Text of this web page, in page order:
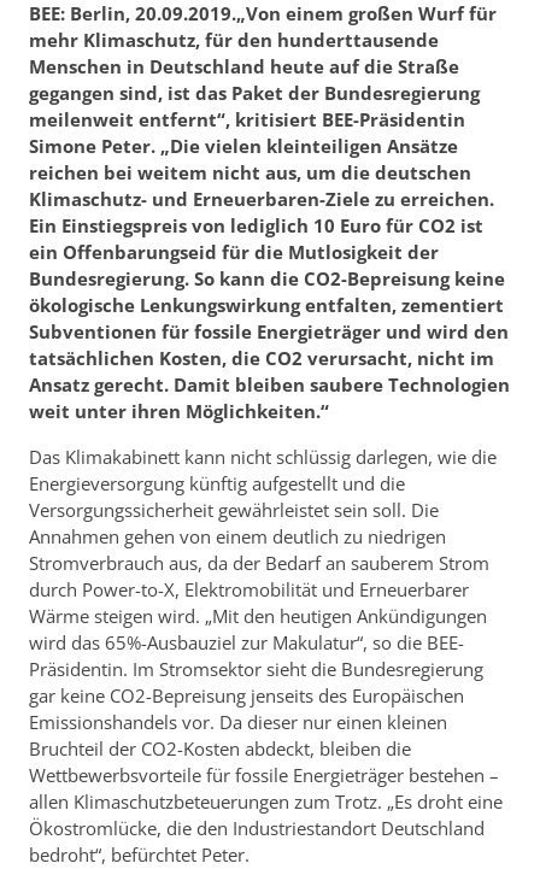
BEE: Berlin, 20.09.2019.„Von einem großen Wurf für
mehr Klimaschutz, für den hunderttausende
Menschen in Deutschland heute auf die Straße
gegangen sind, ist das Paket der Bundesregierung
meilenweit entfernt“, kritisiert BEE-Präsidentin
Simone Peter. „Die vielen kleinteiligen Ansätze
reichen bei weitem nicht aus, um die deutschen
Klimaschutz- und Erneuerbaren-Ziele zu erreichen.
Ein Einstiegspreis von lediglich 10 Euro für CO2 ist
ein Offenbarungseid für die Mutlosigkeit der
Bundesregierung. So kann die CO2-Bepreisung keine
ökologische Lenkungswirkung entfalten, zementiert
Subventionen für fossile Energieträger und wird den
tatsächlichen Kosten, die CO2 verursacht, nicht im
Ansatz gerecht. Damit bleiben saubere Technologien
weit unter ihren Möglichkeiten.“
Das Klimakabinett kann nicht schlüssig darlegen, wie die
Energieversorgung künftig aufgestellt und die
Versorgungssicherheit gewährleistet sein soll. Die
Annahmen gehen von einem deutlich zu niedrigen
Stromverbrauch aus, da der Bedarf an sauberem Strom
durch Power-to-X, Elektromobilität und Erneuerbarer
Wärme steigen wird. „Mit den heutigen Ankündigungen
wird das 65%-Ausbauziel zur Makulatur“, so die BEE-
Präsidentin. Im Stromsektor sieht die Bundesregierung
gar keine CO2-Bepreisung jenseits des Europäischen
Emissionshandels vor. Da dieser nur einen kleinen
Bruchteil der CO2-Kosten abdeckt, bleiben die
Wettbewerbsvorteile für fossile Energieträger bestehen –
allen Klimaschutzbeteuerungen zum Trotz. „Es droht eine
Ökostromlücke, die den Industriestandort Deutschland
bedroht“, befürchtet Peter.